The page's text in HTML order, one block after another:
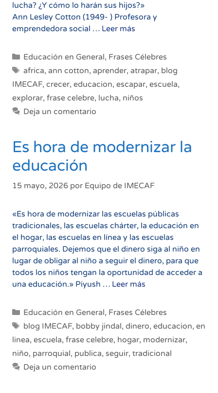
lucha? ¿Y cómo lo harán sus hijos?»
Ann Lesley Cotton (1949- ) Profesora y
emprendedora social … Leer más
escapar
educación?
Categorías
Educación en General, Frases Célebres
Etiquetas
africa, ann cotton, aprender, atrapar, blog
IMECAF, crecer, educacion, escapar, escuela,
explorar, frase celebre, lucha, niños
Deja un comentario
Es hora de modernizar la
educación
15 mayo, 2026 por Equipo de IMECAF
«Es hora de modernizar las escuelas públicas
tradicionales, las escuelas chárter, la educación en
el hogar, las escuelas en línea y las escuelas
parroquiales. Dejemos que el dinero siga al niño en
lugar de obligar al niño a seguir el dinero, para que
todos los niños tengan la oportunidad de acceder a
una educación.» Piyush … Leer más
de
la
educación
Categorías
Educación en General, Frases Célebres
Etiquetas
blog IMECAF, bobby jindal, dinero, educacion, en
linea, escuela, frase celebre, hogar, modernizar,
niño, parroquial, publica, seguir, tradicional
Deja un comentario